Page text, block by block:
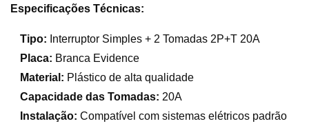
Especificações Técnicas:
Tipo: Interruptor Simples + 2 Tomadas 2P+T 20A
Placa: Branca Evidence
Material: Plástico de alta qualidade
Capacidade das Tomadas: 20A
Instalação: Compatível com sistemas elétricos padrão